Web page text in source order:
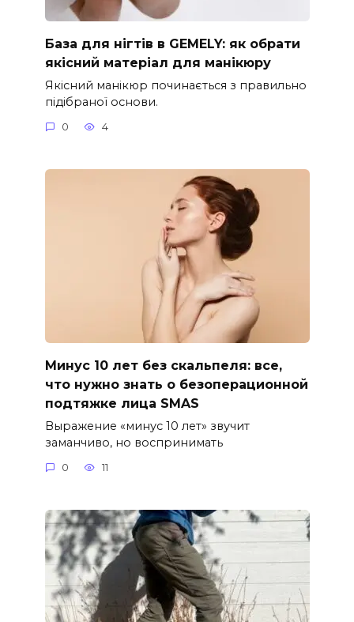
База для нігтів в GEMELY: як обрати
якісний матеріал для манікюру
Якісний манікюр починається з правильно
підібраної основи.
0 4
Минус 10 лет без скальпеля: все,
что нужно знать о безоперационной
подтяжке лица SMAS
Выражение «минус 10 лет» звучит
заманчиво, но воспринимать
0 11